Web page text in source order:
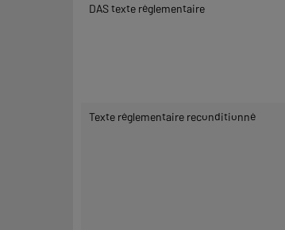
DAS texte réglementaire
Texte réglementaire reconditionné